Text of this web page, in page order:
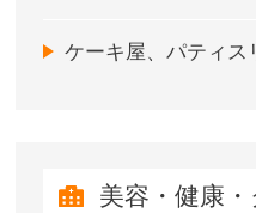
ケーキ屋、パティス
美容・健康